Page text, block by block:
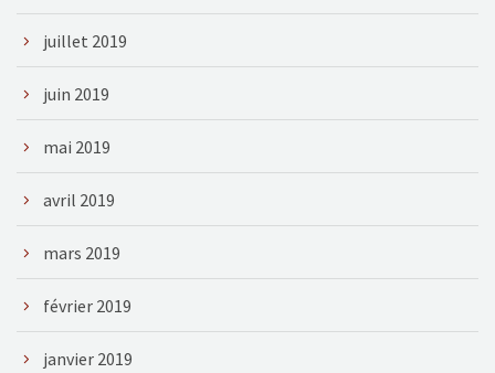
juillet 2019
juin 2019
mai 2019
avril 2019
mars 2019
février 2019
janvier 2019